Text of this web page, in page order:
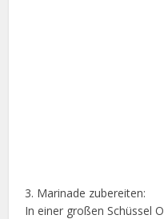
3. Marinade zubereiten:
In einer großen Schüssel